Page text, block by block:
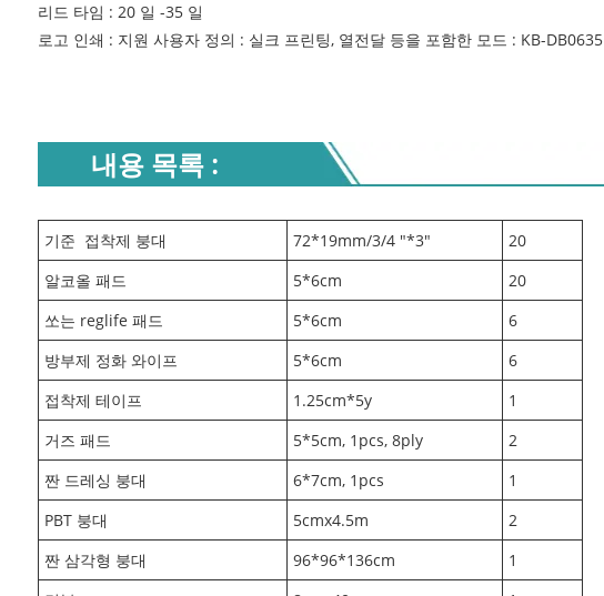
리드 타임 : 20 일 -35 일
로고 인쇄 : 지원 사용자 정의 : 실크 프린팅, 열전달 등을 포함한 모드 : KB-DB0635
내용 목록 :
기준 접착제 붕대 72*19mm/3/4 "*3"
20
알코올 패드
5*6cm
20
쏘는 reglife 패드
5*6cm
6
방부제 정화 와이프
5*6cm
6
접착제 테이프
1.25cm*5y
1
거즈 패드
5*5cm, 1pcs, 8ply
2
짠 드레싱 붕대
6*7cm, 1pcs
1
PBT 붕대
5cmx4.5m
2
짠 삼각형 붕대
96*96*136cm
1